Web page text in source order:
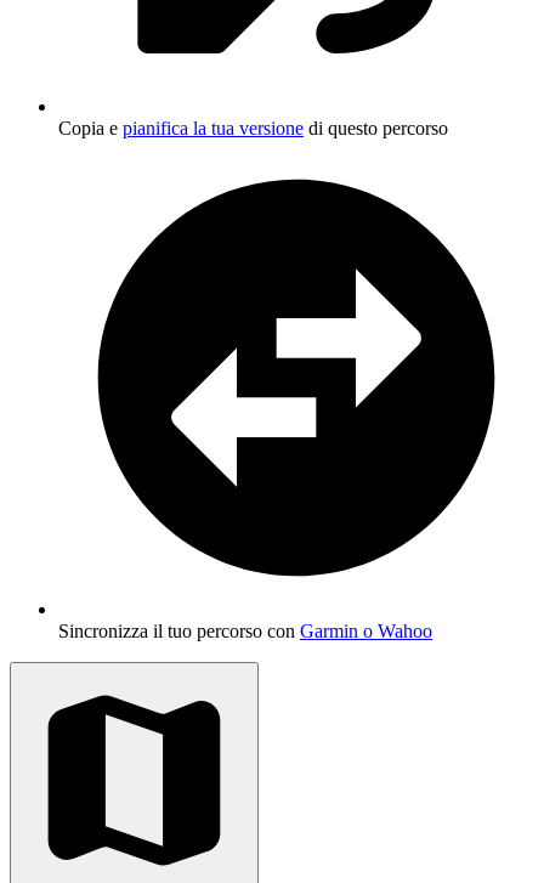
Copia e pianifica la tua versione di questo percorso
Sincronizza il tuo percorso con Garmin o Wahoo